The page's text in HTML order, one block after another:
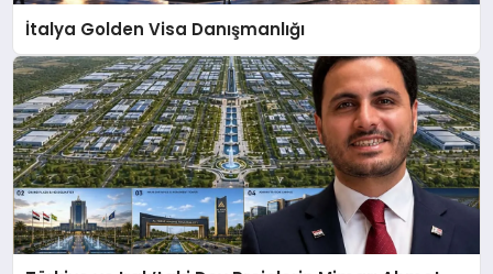
İtalya Golden Visa Danışmanlığı